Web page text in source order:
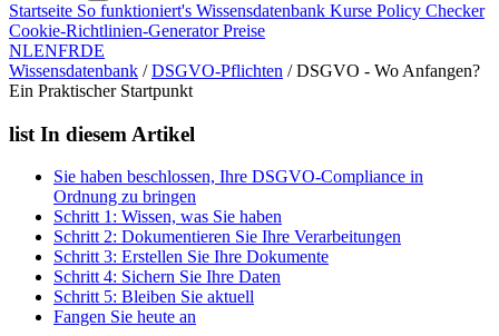
Startseite So funktioniert's Wissensdatenbank Kurse Policy Checker
Cookie-Richtlinien-GeneratorPreise
NLENFRDE
Wissensdatenbank / DSGVO-Pflichten / DSGVO - Wo Anfangen?
Ein Praktischer Startpunkt
list In diesem Artikel
Sie haben beschlossen, Ihre DSGVO-Compliance in
Ordnung zu bringen
Schritt 1: Wissen, was Sie haben
Schritt 2: Dokumentieren Sie Ihre Verarbeitungen
Schritt 3: Erstellen Sie Ihre Dokumente
Schritt 4: Sichern Sie Ihre Daten
Schritt 5: Bleiben Sie aktuell
Fangen Sie heute an